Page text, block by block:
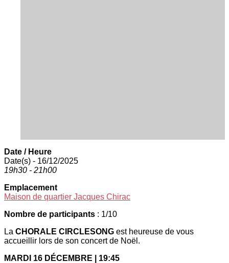
Date / Heure
Date(s) - 16/12/2025
19h30 - 21h00
Emplacement
Maison de quartier Jacques Chirac
Nombre de participants : 1/10
La CHORALE CIRCLESONG est heureuse de vous
accueillir lors de son concert de Noël.
MARDI 16 DÉCEMBRE | 19:45